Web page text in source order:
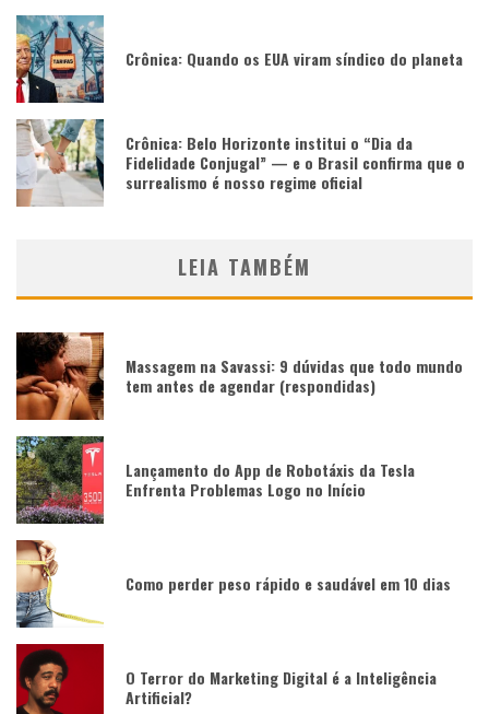
Crônica: Quando os EUA viram síndico do planeta
Crônica: Belo Horizonte institui o “Dia da
Fidelidade Conjugal” — e o Brasil confirma que o
surrealismo é nosso regime oficial
LEIA TAMBÉM
Massagem na Savassi: 9 dúvidas que todo mundo
tem antes de agendar (respondidas)
Lançamento do App de Robotáxis da Tesla
Enfrenta Problemas Logo no Início
Como perder peso rápido e saudável em 10 dias
O Terror do Marketing Digital é a Inteligência
Artificial?